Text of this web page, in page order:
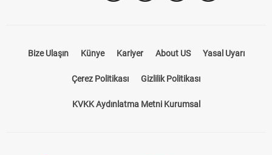
Bize Ulaşın Künye Kariyer About US Yasal Uyarı
Çerez Politikası Gizlilik Politikası
KVKK Aydınlatma Metni Kurumsal